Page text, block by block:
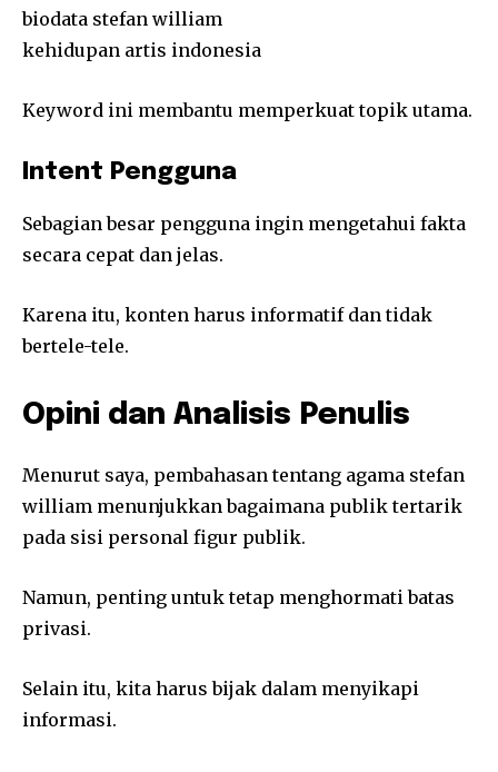
biodata stefan william
kehidupan artis indonesia
Keyword ini membantu memperkuat topik utama.
Intent Pengguna
Sebagian besar pengguna ingin mengetahui fakta
secara cepat dan jelas.
Karena itu, konten harus informatif dan tidak
bertele-tele.
Opini dan Analisis Penulis
Menurut saya, pembahasan tentang agama stefan
william menunjukkan bagaimana publik tertarik
pada sisi personal figur publik.
Namun, penting untuk tetap menghormati batas
privasi.
Selain itu, kita harus bijak dalam menyikapi
informasi.